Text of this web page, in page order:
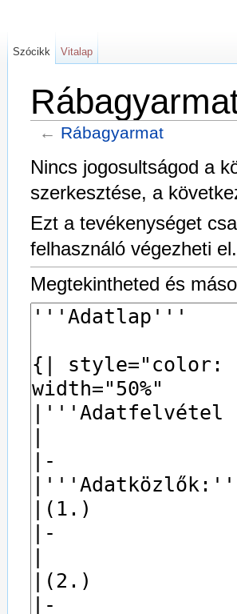
← Rábagyarmat
Nincs jogosultságod a
szerkesztése, a
Ezt a tevékenységet
felhasználó végezheti el.
Megtekintheted és
Szócikk Vitalap